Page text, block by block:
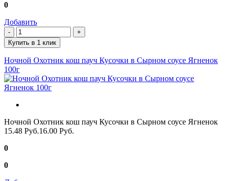
0
Добавить
Купить в 1 клик
Ночной Охотник кош пауч Кусочки в Сырном соусе Ягненок
100г
Ночной Охотник кош пауч Кусочки в Сырном соусе Ягненок
15.48 Руб.16.00 Руб.
0
0